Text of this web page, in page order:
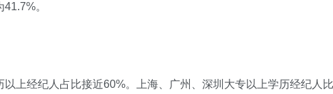
。
上经纪人占比接近60%。上海、广州、深圳大专以上学历经纪人比